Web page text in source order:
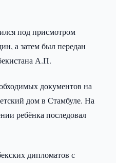
под присмотром
а затем был передан
А.П.
документов на
дом в Стамбуле. На
ребёнка последовал
дипломатов с